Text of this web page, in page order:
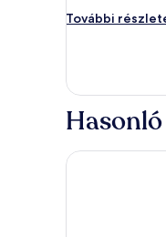
További
Családi
La Chaumière